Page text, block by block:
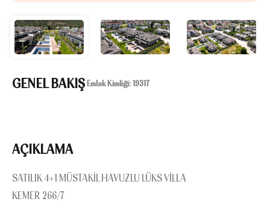
GENEL BAKIŞ Emlak Kimliği: 19317
AÇIKLAMA
SATILIK 4+1 MÜSTAKİL HAVUZLU LÜKS VİLLA
KEMER 266/7